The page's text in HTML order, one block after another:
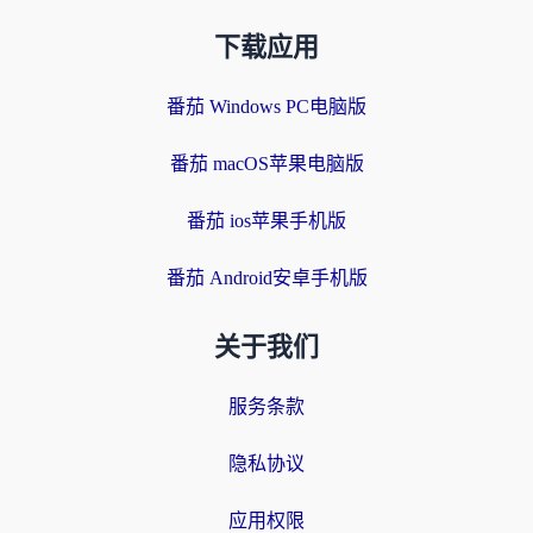
下载应用
番茄 Windows PC电脑版
番茄 macOS苹果电脑版
番茄 ios苹果手机版
番茄 Android安卓手机版
关于我们
服务条款
隐私协议
应用权限